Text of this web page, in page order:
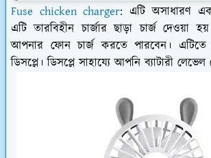
Fuse chicken charger: এটি অসাধারণ
এটি তারবিহীন চার্জার ছাড়া চার্জ দেওয়া
আপনার ফোন চার্জ করতে পারবেন।
ডিসপ্লে। ডিসপ্লে সাহায্যে আপনি ব্যাটারী